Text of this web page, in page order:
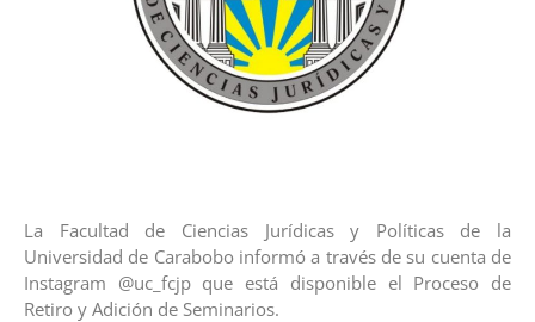
La Facultad de Ciencias Jurídicas y Políticas de la
Universidad de Carabobo informó a través de su cuenta de
Instagram @uc_fcjp que está disponible el Proceso de
Retiro y Adición de Seminarios.